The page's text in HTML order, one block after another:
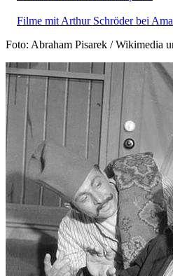
Filme mit Arthur Schröder bei
Foto: Abraham Pisarek / Wikimedia